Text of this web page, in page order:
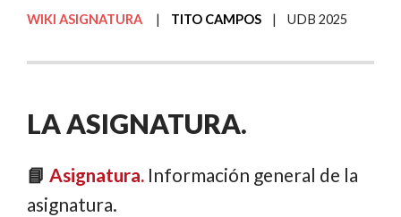
WIKI ASIGNATURA | TITO CAMPOS | UDB 2025
LA ASIGNATURA.
📘 Asignatura. Información general de la
asignatura.